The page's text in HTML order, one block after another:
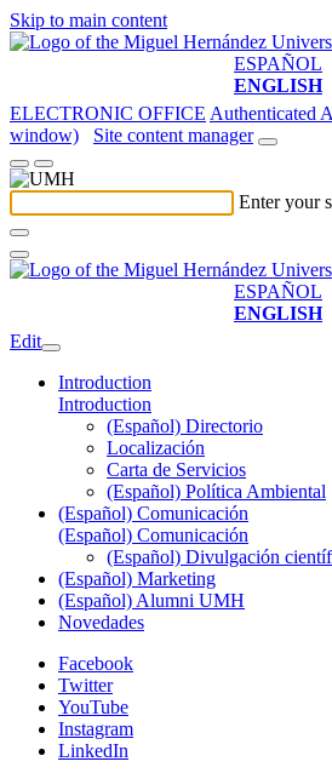
Skip to main content
ESPAÑOL
ENGLISH
ELECTRONIC OFFICE Authenticated
window)
Site content manager
Enter your
ESPAÑOL
ENGLISH
Edit
Introduction
Introduction
(Español) Directorio
Localización
Carta de Servicios
(Español) Política Ambiental
(Español) Comunicación
(Español) Comunicación
(Español) Divulgación
(Español) Marketing
(Español) Alumni UMH
Novedades
Facebook
Twitter
YouTube
Instagram
LinkedIn